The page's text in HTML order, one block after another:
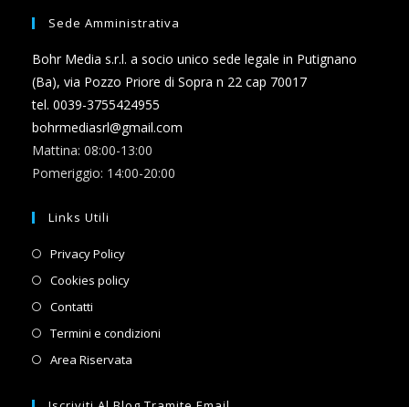
Sede Amministrativa
Bohr Media s.r.l. a socio unico sede legale in Putignano
(Ba), via Pozzo Priore di Sopra n 22 cap 70017
tel. 0039-3755424955
bohrmediasrl@gmail.com
Mattina: 08:00-13:00
Pomeriggio: 14:00-20:00
Links Utili
Privacy PolicyOpens
in
tab
Cookies policyOpens
a
tab
Contatti
in
tab
Termini e condizioni
new
Area Riservata